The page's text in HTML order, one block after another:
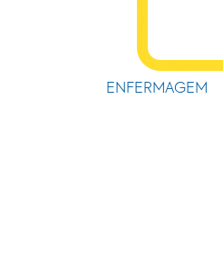
ENFERMAGEM